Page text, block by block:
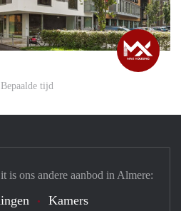
Max
tijd
is ons andere aanbod in Almere:
Kamers